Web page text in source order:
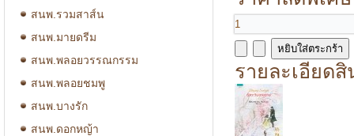
สนพ.รวมสาส์น
สนพ.มายดรีม
สนพ.พลอยวรรณกรรม
สนพ.พลอยชมพู
สนพ.บางรัก
สนพ.ดอกหญ้า
รายละเอียด